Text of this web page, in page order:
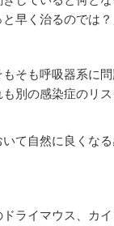
早く治るのでは
そも呼吸器系に
別の感染症のリ
て自然に良くな
ドライマウス、カ